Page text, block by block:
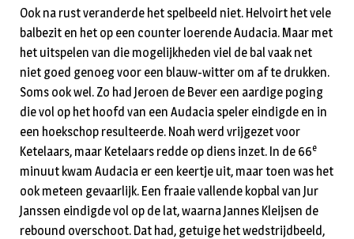
Ook na rust veranderde het spelbeeld niet. Helvoirt het vele
balbezit en het op een counter loerende Audacia. Maar met
het uitspelen van die mogelijkheden viel de bal vaak net
niet goed genoeg voor een blauw-witter om af te drukken.
Soms ook wel. Zo had Jeroen de Bever een aardige poging
die vol op het hoofd van een Audacia speler eindigde en in
een hoekschop resulteerde. Noah werd vrijgezet voor
Ketelaars, maar Ketelaars redde op diens inzet. In de 66e
minuut kwam Audacia er een keertje uit, maar toen was het
ook meteen gevaarlijk. Een fraaie vallende kopbal van Jur
Janssen eindigde vol op de lat, waarna Jannes Kleijsen de
rebound overschoot. Dat had, getuige het wedstrijdbeeld,